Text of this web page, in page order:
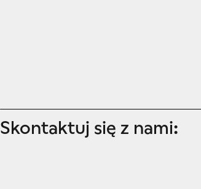
Skontaktuj się z nami: